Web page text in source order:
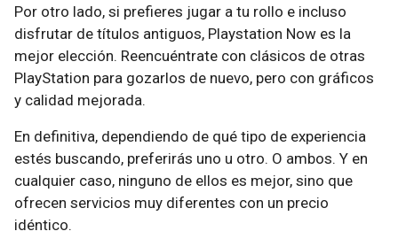
Por otro lado, si prefieres jugar a tu rollo e incluso
disfrutar de títulos antiguos, Playstation Now es la
mejor elección. Reencuéntrate con clásicos de otras
PlayStation para gozarlos de nuevo, pero con gráficos
y calidad mejorada.
En definitiva, dependiendo de qué tipo de experiencia
estés buscando, preferirás uno u otro. O ambos. Y en
cualquier caso, ninguno de ellos es mejor, sino que
ofrecen servicios muy diferentes con un precio
idéntico.